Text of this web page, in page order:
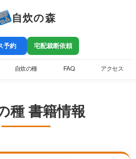
自炊の森
予約 宅配裁断依頼
自炊の種 FAQ アクセス
種 書籍情報